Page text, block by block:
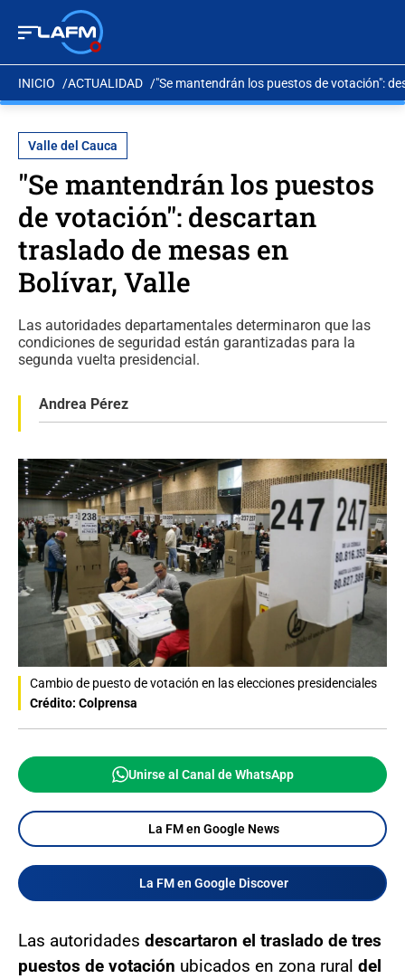
INICIO ACTUALIDAD "Se mantendrán los puestos de votación":
Valle del Cauca
"Se mantendrán los puestos
de votación": descartan
traslado de mesas en
Bolívar, Valle
Las autoridades departamentales determinaron que las
condiciones de seguridad están garantizadas para la
segunda vuelta presidencial.
Andrea Pérez
Cambio de puesto de votación en las elecciones presidenciales
Crédito: Colprensa
Unirse al Canal de WhatsApp
La FM en Google News
La FM en Google Discover
Las autoridades descartaron el traslado de tres
puestos de votación ubicados en zona rural del